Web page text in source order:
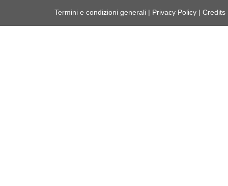
Termini e condizioni generali Privacy Policy Credits